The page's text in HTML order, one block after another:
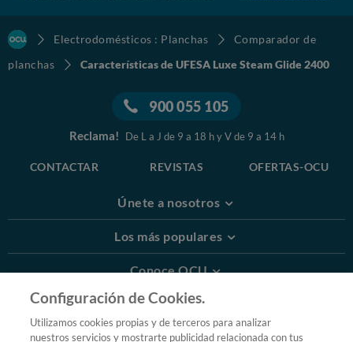
Electrodomésticos : Planchas
Comparador de
planchas
Características de UFESA Luxe Steam Glide 2400
900 055 105
Reclama! De L a J de 9 a 18 h y V de 9 a 14 h
CONTACTAR REVISTAS OFERTAS-OCU
Únete a nosotros
Los más populares
Conoce OCU
Más Información
© 2026 OCU
Configuración de Cookies.
Utilizamos cookies propias y de terceros para analizar
nuestros servicios y mostrarte publicidad relacionada con tus